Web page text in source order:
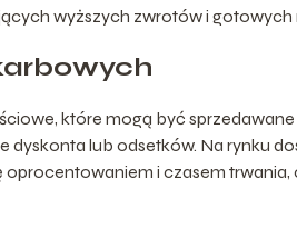
wyższych zwrotów i gotowych
które mogą być
dyskonta lub odsetków. Na rynku
i czasem